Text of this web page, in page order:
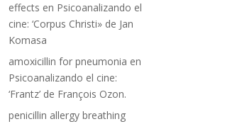
effects en Psicoanalizando el
cine: ‘Corpus Christi» de Jan
Komasa
amoxicillin for pneumonia en
Psicoanalizando el cine:
‘Frantz’ de François Ozon.
penicillin allergy breathing